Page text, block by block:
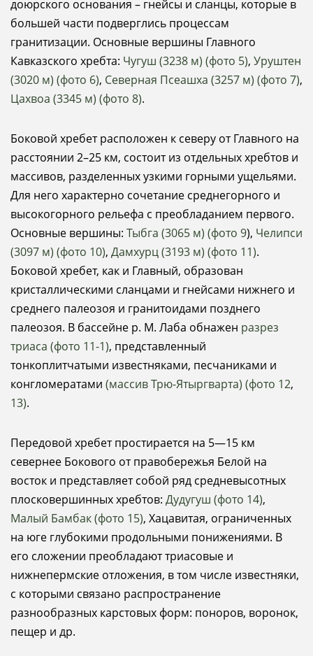
доюрского основания – гнейсы и сланцы, которые в
большей части подверглись процессам
гранитизации. Основные вершины Главного
Кавказского хребта: Чугуш (3238 м) (фото 5), Уруштен
(3020 м) (фото 6), Северная Псеашха (3257 м) (фото 7),
Цахвоа (3345 м) (фото 8).
Боковой хребет расположен к северу от Главного на
расстоянии 2–25 км, состоит из отдельных хребтов и
массивов, разделенных узкими горными ущельями.
Для него характерно сочетание среднегорного и
высокогорного рельефа с преобладанием первого.
Основные вершины: Тыбга (3065 м) (фото 9), Челипси
(3097 м) (фото 10), Дамхурц (3193 м) (фото 11).
Боковой хребет, как и Главный, образован
кристаллическими сланцами и гнейсами нижнего и
среднего палеозоя и гранитоидами позднего
палеозоя. В бассейне р. М. Лаба обнажен разрез
триаса (фото 11-1), представленный
тонкоплитчатыми известняками, песчаниками и
конгломератами (массив Трю-Ятыргварта) (фото 12,
13).
Передовой хребет простирается на 5—15 км
севернее Бокового от правобережья Белой на
восток и представляет собой ряд средневысотных
плосковершинных хребтов: Дудугуш (фото 14),
Малый Бамбак (фото 15), Хацавитая, ограниченных
на юге глубокими продольными понижениями. В
его сложении преобладают триасовые и
нижнепермские отложения, в том числе известняки,
с которыми связано распространение
разнообразных карстовых форм: поноров, воронок,
пещер и др.